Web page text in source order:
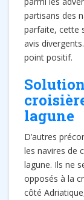
partisans des
parfaite, cette
avis
point positif.
lagune
D’autres
les navires de
lagune. Ils ne
opposés à la
côté